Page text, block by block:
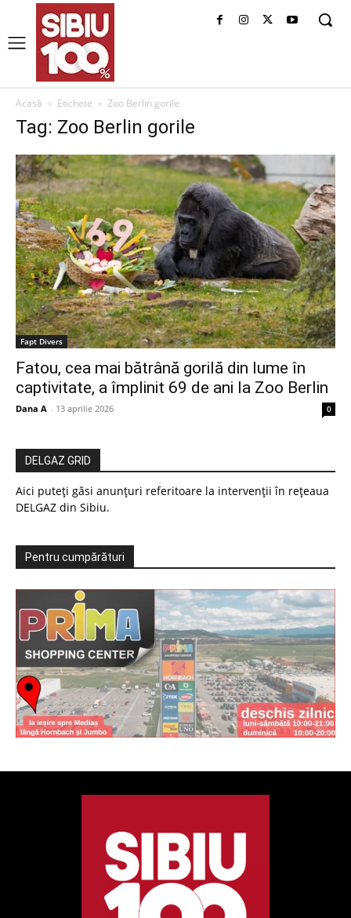
Acasă Etichete Zoo Berlin gorile
Tag: Zoo Berlin gorile
Fapt Divers
Fatou, cea mai bătrână gorilă din lume în
captivitate, a împlinit 69 de ani la Zoo Berlin
Dana A - 13 aprilie 2026 0
DELGAZ GRID
Aici puteți găsi anunțuri referitoare la intervenții în rețeaua
DELGAZ din Sibiu.
Pentru cumpărături